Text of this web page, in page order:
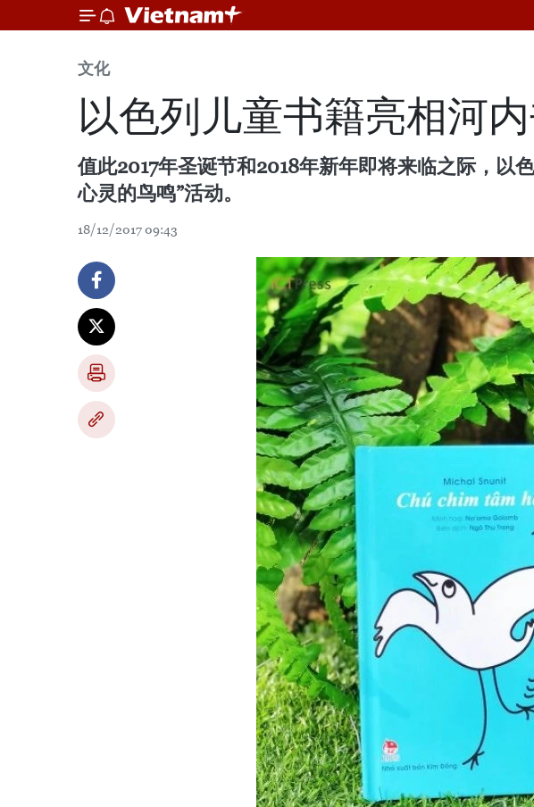
文化
以色列儿童书籍亮相河
值此2017年圣诞节和2018年新年即将来临之际，以
心灵的鸟鸣”活动。
18/12/2017 09:43